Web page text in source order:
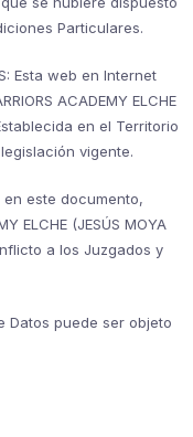
Particulares.
Esta web en Internet
ACADEMY ELCHE
en el Territorio
vigente.
este documento,
ELCHE (JESÚS MOYA
a los Juzgados y
Datos puede ser objeto